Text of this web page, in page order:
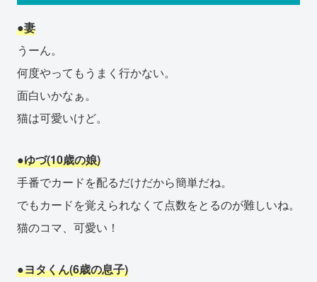
●妻
うーん。
何度やってもうまく行かない。
面白いかなぁ。
猫は可愛いけど。
●ゆづ(10歳の娘)
手番でカードを配るだけだから簡単だね。
でもカードを覚えられなくて点数をとるのが難しいね。
猫のコマ、可愛い！
●ヨタくん(6歳の息子)